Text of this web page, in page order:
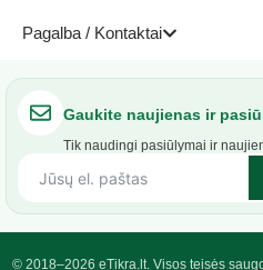
Pagalba / Kontaktai
Gaukite naujienas ir
Tik naudingi pasiūlymai ir
© 2018–2026 eTikra.lt. Visos teisės